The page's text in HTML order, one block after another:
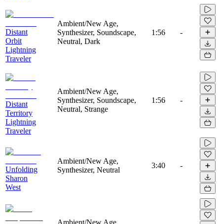
Distant
Orbit
Lightning
Traveler
Ambient/New Age,
Synthesizer, Soundscape,
Neutral, Dark
1:56 -
Distant
Territory
Lightning
Traveler
Ambient/New Age,
Synthesizer, Soundscape,
Neutral, Strange
1:56 -
Unfolding
Sharon
West
Ambient/New Age,
Synthesizer, Neutral
3:40 -
Ambient/New Age,